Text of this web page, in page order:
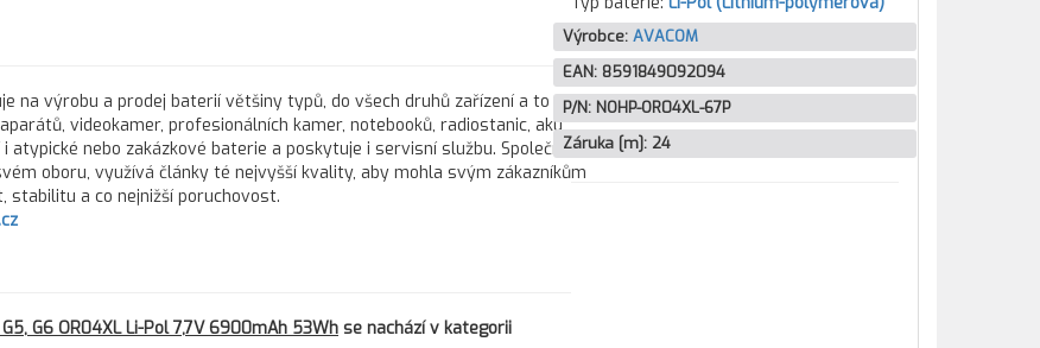
na výrobu a prodej baterií většiny typů, do všech druhů zařízení a to
videokamer, profesionálních kamer, notebooků, radiostanic, aku
atypické nebo zakázkové baterie a poskytuje i servisní službu. Společnost
oboru, využívá články té nejvyšší kvality, aby mohla svým zákazníkům
stabilitu a co nejnižší poruchovost.
G6 OR04XL Li-Pol 7,7V 6900mAh 53Wh se nachází v kategorii
Výrobce: AVACOM
EAN: 8591849092094
P/N: NOHP-OR04XL-67P
Záruka [m]: 24